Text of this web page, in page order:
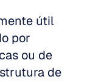
útil
por
ou de
de